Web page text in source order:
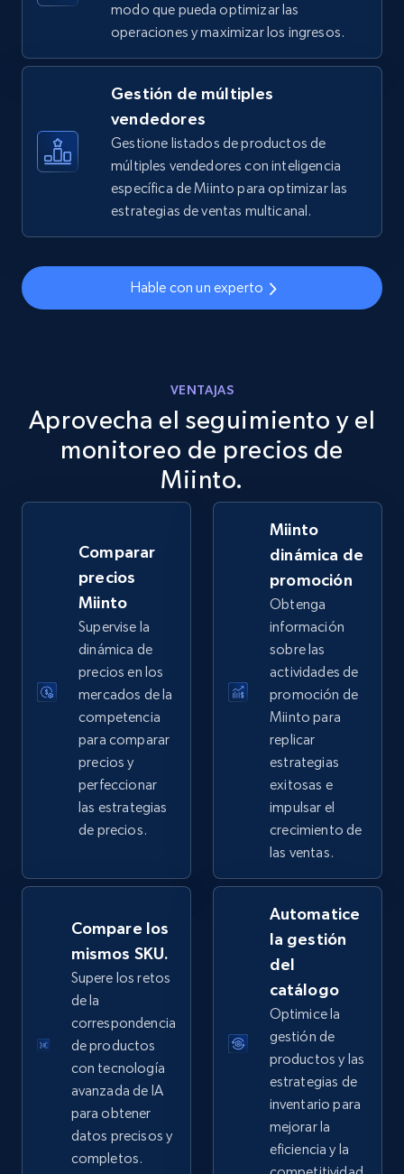
TikTok Shop - discover records by shop url
URL, Title, Available, Description, Currency, Initial
price, Final price, Discount percent, and more.
668+ Comenzar ahora
eBay
URL, Product id, Title, Seller name, Seller rating,
Seller reviews, Breadcrumbs, Root category, and
Comenzar ahora
eBay - Gather data on products using
specified keywords
URL, Product id, Title, Seller name, Seller rating,
Seller reviews, Breadcrumbs, Root category, and
2.5K+ Comenzar ahora
eBay - Collect products from shops on eBay
URL, Product id, Title, Seller name, Seller rating,
Seller reviews, Breadcrumbs, Root category, and
2.5K+ 359+ Comenzar ahora
eBay - Collect records by category
URL, Product id, Title, Seller name, Seller rating,
Seller reviews, Breadcrumbs, Root category, and
more.
2.5K+ Comenzar ahora
modo que pueda optimizar las
operaciones y maximizar los ingresos.
Gestión de múltiples
vendedores
Gestione listados de productos de
múltiples vendedores con inteligencia
específica de Miinto para optimizar las
estrategias de ventas multicanal.
Hable con un experto
VENTAJAS
Aprovecha el seguimiento y el
monitoreo de precios de
Miinto.
Comparar
precios
Miinto
Supervise la
dinámica de
precios en los
mercados de la
competencia
para comparar
precios y
perfeccionar
las estrategias
de precios.
Miinto
dinámica de
promoción
Obtenga
información
sobre las
actividades de
promoción de
Miinto para
replicar
estrategias
exitosas e
impulsar el
crecimiento de
las ventas.
Compare los
mismos SKU.
Supere los retos
de la
correspondencia
de productos
con tecnología
avanzada de IA
para obtener
datos precisos y
completos.
Automatice
la gestión
del
catálogo
Optimice la
gestión de
productos y las
estrategias de
inventario para
mejorar la
eficiencia y la